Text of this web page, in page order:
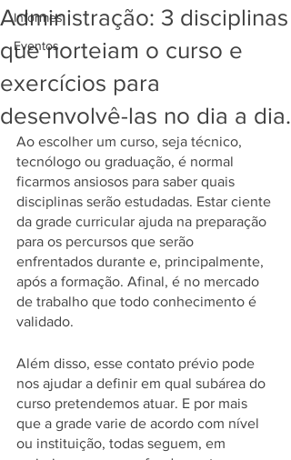
Informes
Eventos
Administração: 3 disciplinas
que norteiam o curso e
exercícios para
desenvolvê-las no dia a dia.
Ao escolher um curso, seja técnico,
tecnólogo ou graduação, é normal
ficarmos ansiosos para saber quais
disciplinas serão estudadas. Estar ciente
da grade curricular ajuda na preparação
para os percursos que serão
enfrentados durante e, principalmente,
após a formação. Afinal, é no mercado
de trabalho que todo conhecimento é
validado.
Além disso, esse contato prévio pode
nos ajudar a definir em qual subárea do
curso pretendemos atuar. E por mais
que a grade varie de acordo com nível
ou instituição, todas seguem, em